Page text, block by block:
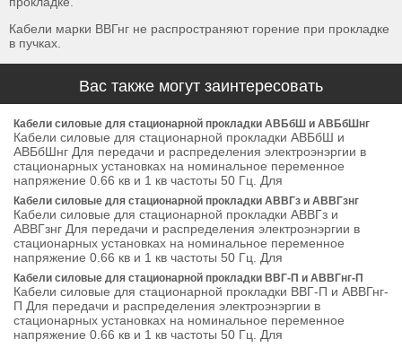
Кабели марки ВВГнг не распространяют горение при прокладке
в пучках.
Вас также могут заинтересовать
Кабели силовые для стационарной прокладки АВБбШ и АВБбШнг
Кабели силовые для стационарной прокладки АВБбШ и
АВБбШнг Для передачи и распределения электроэнэргии в
стационарных установках на номинальное переменное
напряжение 0.66 кв и 1 кв частоты 50 Гц. Для
Кабели силовые для стационарной прокладки АВВГз и АВВГзнг
Кабели силовые для стационарной прокладки АВВГз и
АВВГзнг Для передачи и распределения электроэнэргии в
стационарных установках на номинальное переменное
напряжение 0.66 кв и 1 кв частоты 50 Гц. Для
Кабели силовые для стационарной прокладки ВВГ-П и АВВГнг-П
Кабели силовые для стационарной прокладки ВВГ-П и АВВГнг-
П Для передачи и распределения электроэнэргии в
стационарных установках на номинальное переменное
напряжение 0.66 кв и 1 кв частоты 50 Гц. Для